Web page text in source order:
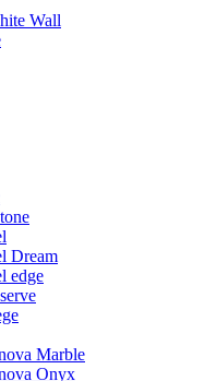
Wall
Dream
edge
Marble
Onyx